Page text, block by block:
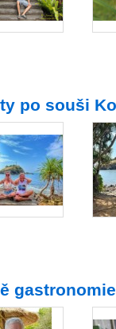
po souši